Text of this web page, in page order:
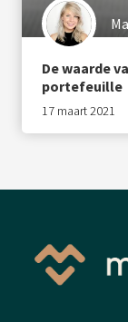
De waarde
portefeuille
17 maart 2021